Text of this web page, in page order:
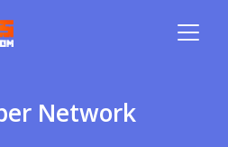
Network